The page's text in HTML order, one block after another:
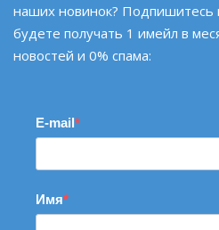
наших новинок? Подпишитесь
будете получать 1 имейл в
новостей и 0% спама:
E-mail
Имя